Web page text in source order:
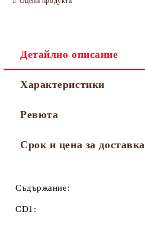
Детайлно описание
Характеристики
Ревюта
Срок и цена за доставка
Съдържание:
CD1: